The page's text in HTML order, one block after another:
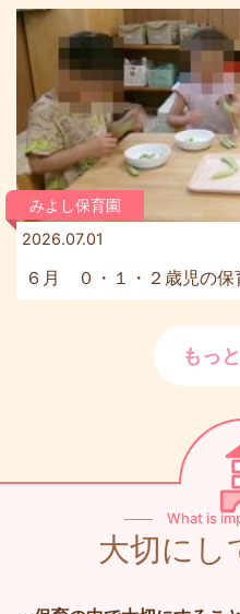
みよし保育園
2026.07.01
６月 ０・１・２歳児の保
もっ
What is
大切にし